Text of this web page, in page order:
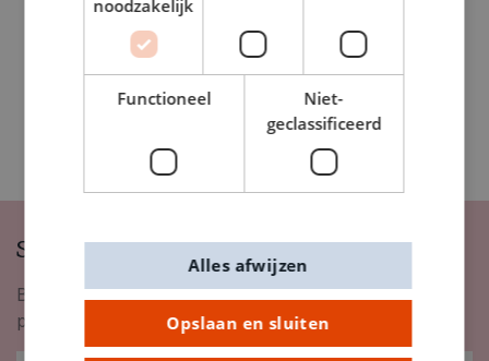
Schrijf je in op onze nieuwsbrief
Blijf op de hoogte van nieuwigheden, inspiratie,
promoties en meer!
noodzakelijk
Functioneel
Niet-
geclassificeerd
Opslaan en sluiten
Alles afwijzen